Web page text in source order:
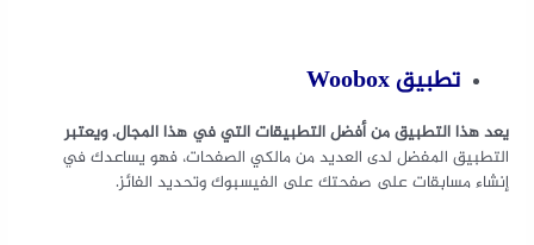
تطبيقWoobox
يعد هذا التطبيق من أفضل التطبيقات التي في هذا المجال.ويعتبر
التطبيق المفضل لدى العديد من مالكي الصفحات، فهو يساعدك في
إنشاء مسابقات على صفحتك على الفيسبوك وتحديد الفائز.